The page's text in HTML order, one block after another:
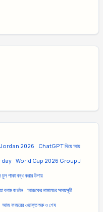
2026 ChatGPT দিয়ে আয়
day World Cup 2026 Group J
চুল পাকা বন্ধ করার উপায়
বনাম জর্ডান আজকের নামাজের সময়সূচী
আজ ফজরের ওয়াক্ত শুরু ও শেষ